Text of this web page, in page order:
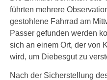
führten mehrere
gestohlene Fahrrad am
Passer gefunden werden
sich an einem Ort, der von
wird, um Diebesgut zu
Nach der Sicherstellung